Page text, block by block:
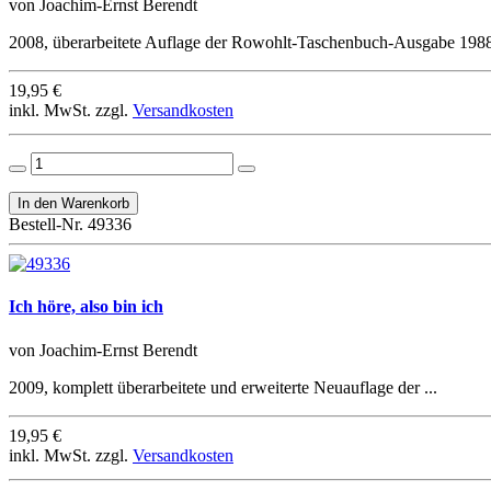
von Joachim-Ernst Berendt
2008, überarbeitete Auflage der Rowohlt-Taschenbuch-Ausgabe
19,95 €
inkl. MwSt. zzgl. Versandkosten
Bestell-Nr. 49336
Ich höre, also bin ich
von Joachim-Ernst Berendt
2009, komplett überarbeitete und erweiterte Neuauflage der ...
19,95 €
inkl. MwSt. zzgl. Versandkosten